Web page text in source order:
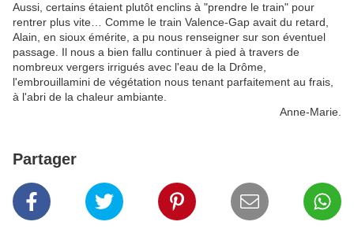
Aussi, certains étaient plutôt enclins à "prendre le train" pour
rentrer plus vite… Comme le train Valence-Gap avait du retard,
Alain, en sioux émérite, a pu nous renseigner sur son éventuel
passage. Il nous a bien fallu continuer à pied à travers de
nombreux vergers irrigués avec l'eau de la Drôme,
l'embrouillamini de végétation nous tenant parfaitement au frais,
à l'abri de la chaleur ambiante.
Anne-Marie.
Partager